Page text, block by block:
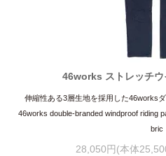
46works ストレッチウ
伸縮性ある3層生地を採用した46works
46works double-branded windproof riding
bric
28,050円(本体